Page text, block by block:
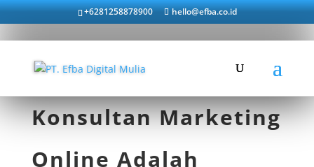
+6281258878900 hello@efba.co.id
Konsultan Marketing
Online Adalah